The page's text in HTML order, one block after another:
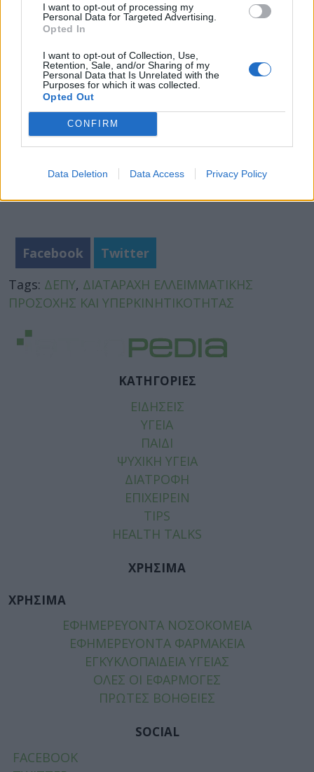
I want to opt-out of processing my
Personal Data for Targeted Advertising.
Opted In
I want to opt-out of Collection, Use,
Retention, Sale, and/or Sharing of my
Personal Data that Is Unrelated with the
Purposes for which it was collected.
Opted Out
CONFIRM
Data Deletion Data Access Privacy Policy
ερευνητές.
Φωτογραφία: iStock
Facebook
Twitter
Tags: ΔΕΠΥ, ΔΙΑΤΑΡΑΧΗ ΕΛΛΕΙΜΜΑΤΙΚΗΣ
ΠΡΟΣΟΧΗΣ ΚΑΙ ΥΠΕΡΚΙΝΗΤΙΚΟΤΗΤΑΣ
ΚΑΤΗΓΟΡΙΕΣ
ΕΙΔΗΣΕΙΣ
ΥΓΕΙΑ
ΠΑΙΔΙ
ΨΥΧΙΚΗ ΥΓΕΙΑ
ΔΙΑΤΡΟΦΗ
ΕΠΙΧΕΙΡΕΙΝ
TIPS
HEALTH TALKS
ΧΡΗΣΙΜΑ
ΧΡΗΣΙΜΑ
ΕΦΗΜΕΡΕΥΟΝΤΑ ΝΟΣΟΚΟΜΕΙΑ
ΕΦΗΜΕΡΕΥΟΝΤΑ ΦΑΡΜΑΚΕΙΑ
ΕΓΚΥΚΛΟΠΑΙΔΕΙΑ ΥΓΕΙΑΣ
ΟΛΕΣ ΟΙ ΕΦΑΡΜΟΓΕΣ
ΠΡΩΤΕΣ ΒΟΗΘΕΙΕΣ
SOCIAL
FACEBOOK